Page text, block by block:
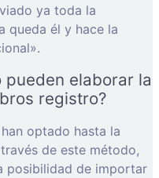
ya toda la
queda él y hace la
pueden elaborar la
registro?
optado hasta la
de este método,
posibilidad de importar